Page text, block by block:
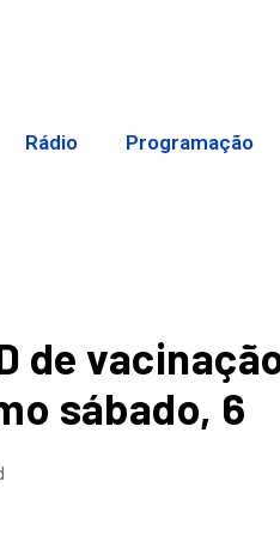
Rádio Programação
de
sábado, 6